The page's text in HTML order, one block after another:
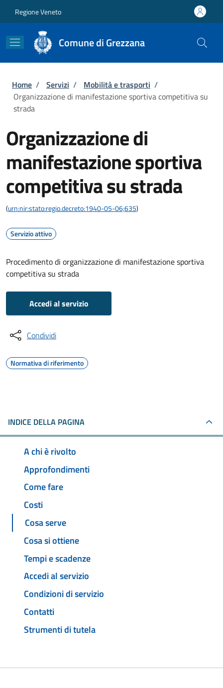
Regione Veneto
Comune di Grezzana
Briciole di pane
Home / Servizi / Mobilità e trasporti /
Organizzazione di manifestazione sportiva competitiva su
strada
Organizzazione di
manifestazione sportiva
competitiva su strada
(urn:nir:stato:regio.decreto:1940-05-06;635)
Servizio attivo
Procedimento di organizzazione di manifestazione sportiva
competitiva su strada
Accedi al servizio
Condividi
Normativa di riferimento
INDICE DELLA PAGINA
A chi è rivolto
Approfondimenti
Come fare
Costi
Cosa serve
Cosa si ottiene
Tempi e scadenze
Accedi al servizio
Condizioni di servizio
Contatti
Strumenti di tutela